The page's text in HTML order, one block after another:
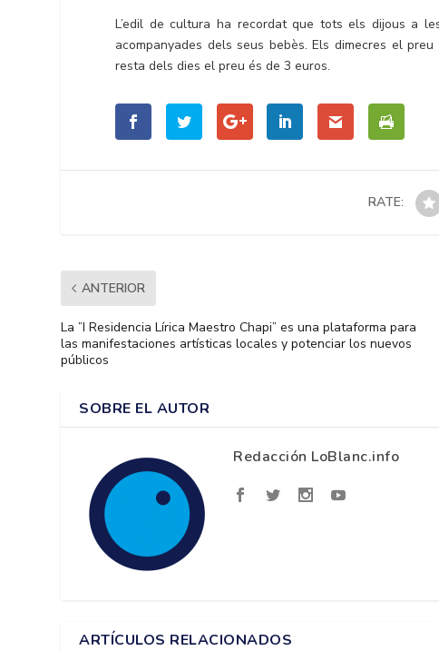
L’edil de cultura ha recordat que tots els dijous a
acompanyades dels seus bebès. Els dimecres el
resta dels dies el preu és de 3 euros.
RATE:
ANTERIOR
La ”I Residencia Lírica Maestro Chapi” es una plataforma para
las manifestaciones artísticas locales y potenciar los nuevos
públicos
SOBRE EL AUTOR
Redacción LoBlanc.info
ARTÍCULOS RELACIONADOS